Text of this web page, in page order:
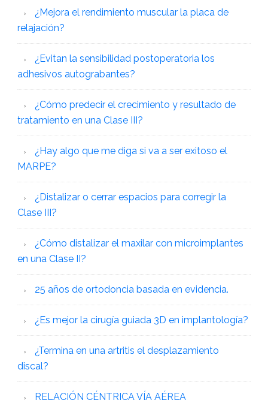
¿Mejora el rendimiento muscular la placa de
relajación?
¿Evitan la sensibilidad postoperatoria los
adhesivos autograbantes?
¿Cómo predecir el crecimiento y resultado de
tratamiento en una Clase III?
¿Hay algo que me diga si va a ser exitoso el
MARPE?
¿Distalizar o cerrar espacios para corregir la
Clase III?
¿Cómo distalizar el maxilar con microimplantes
en una Clase II?
25 años de ortodoncia basada en evidencia.
¿Es mejor la cirugía guiada 3D en implantología?
¿Termina en una artritis el desplazamiento
discal?
RELACIÓN CÉNTRICA VÍA AÉREA